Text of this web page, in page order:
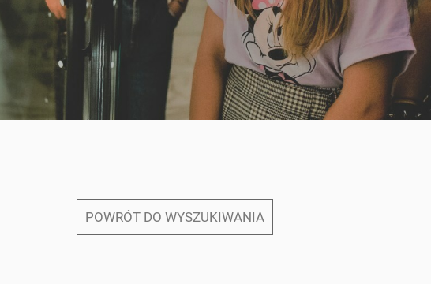
POWRÓT DO WYSZUKIWANIA